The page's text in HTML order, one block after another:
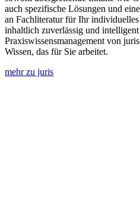
auch spezifische Lösungen und
an Fachliteratur für Ihr
inhaltlich zuverlässig und
Praxiswissensmanagement von
Wissen, das für Sie arbeitet.
mehr zu juris